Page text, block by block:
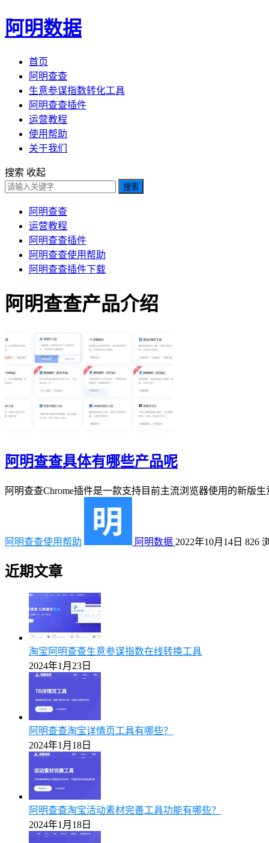
阿明数据
首页
阿明查查
生意参谋指数转化工具
阿明查查插件
运营教程
使用帮助
关于我们
搜索 收起
搜索
阿明查查
运营教程
阿明查查插件
阿明查查使用帮助
阿明查查插件下载
阿明查查产品介绍
阿明查查具体有哪些产品呢
阿明查查Chrome插件是一款支持目前主流浏览器使用的新版
阿明查查使用帮助 阿明数据 2022年10月14日 826
近期文章
淘宝阿明查查生意参谋指数在线转换工具
2024年1月23日
阿明查查淘宝详情页工具有哪些？
2024年1月18日
阿明查查淘宝活动素材完善工具功能有哪些？
2024年1月18日